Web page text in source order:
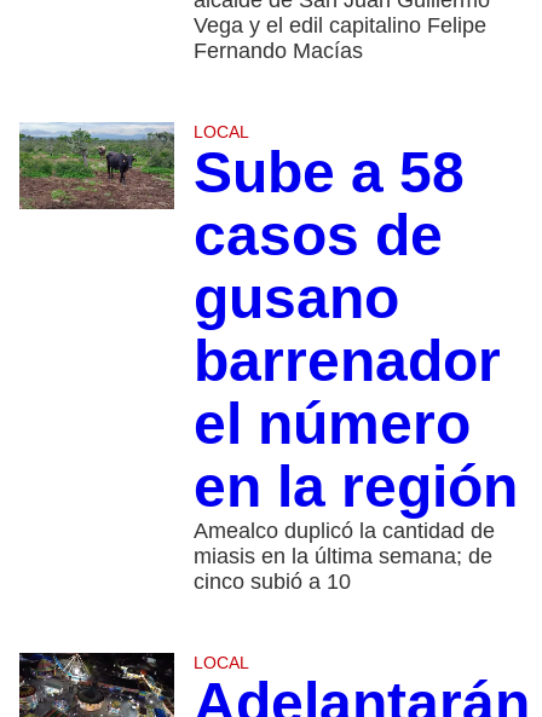
Vega y el edil capitalino Felipe
Fernando Macías
LOCAL
Sube a 58
casos de
gusano
barrenador
el número
en la región
Amealco duplicó la cantidad de
miasis en la última semana; de
cinco subió a 10
LOCAL
Adelantarán